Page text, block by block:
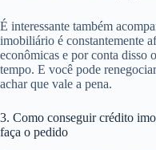
É interessante também
imobiliário é constantemente
econômicas e por conta disso
tempo. E você pode
achar que vale a pena.
3. Como conseguir crédito
faça o pedido